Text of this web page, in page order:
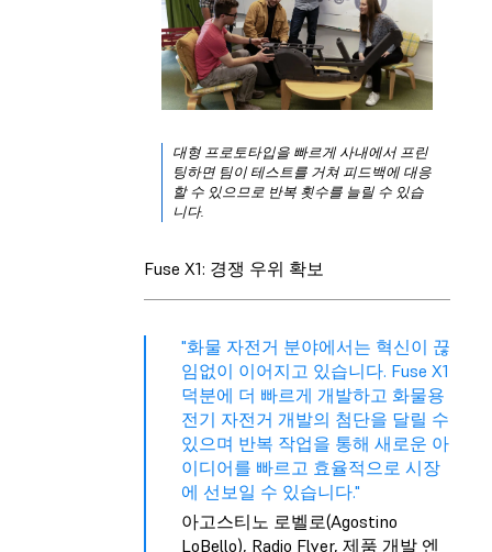
대형 프로토타입을 빠르게 사내에서 프린
팅하면 팀이 테스트를 거쳐 피드백에 대응
할 수 있으므로 반복 횟수를 늘릴 수 있습
니다.
Fuse X1: 경쟁 우위 확보
"화물 자전거 분야에서는 혁신이 끊
임없이 이어지고 있습니다. Fuse X1
덕분에 더 빠르게 개발하고 화물용
전기 자전거 개발의 첨단을 달릴 수
있으며 반복 작업을 통해 새로운 아
이디어를 빠르고 효율적으로 시장
에 선보일 수 있습니다."
아고스티노 로벨로(Agostino
LoBello), Radio Flyer, 제품 개발 엔